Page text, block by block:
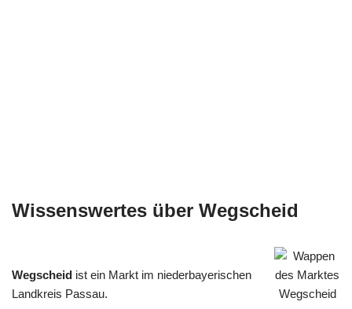
Wissenswertes über Wegscheid
Wegscheid ist ein Markt im niederbayerischen
Landkreis Passau.